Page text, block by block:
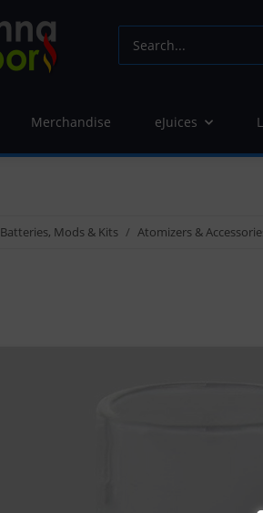
Merchandise eJuices
Batteries, Mods & Kits Atomizers &